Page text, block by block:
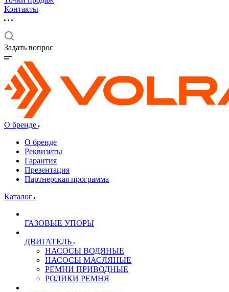
Контакты
Задать вопрос
О бренде
О бренде
Реквизиты
Гарантия
Презентация
Партнерская программа
Каталог
ГАЗОВЫЕ УПОРЫ
ДВИГАТЕЛЬ
НАСОСЫ ВОДЯНЫЕ
НАСОСЫ МАСЛЯНЫЕ
РЕМНИ ПРИВОДНЫЕ
РОЛИКИ РЕМНЯ